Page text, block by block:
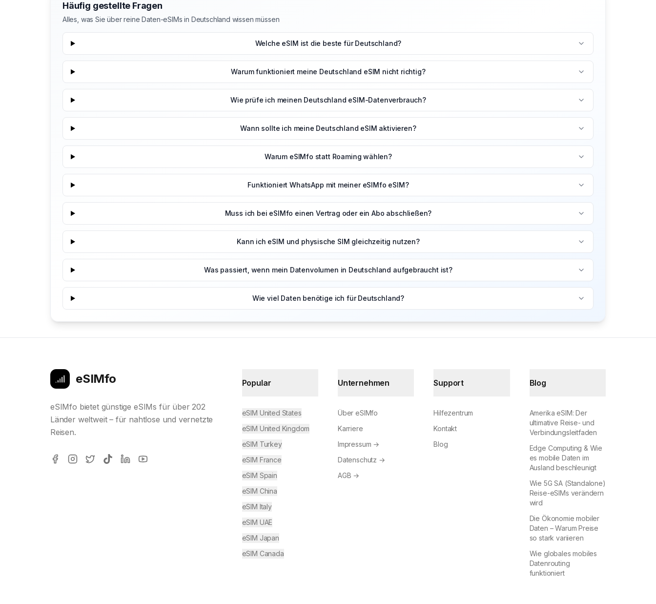
Häufig gestellte Fragen
Alles, was Sie über reine Daten-eSIMs in Deutschland wissen müssen
Welche eSIM ist die beste für Deutschland?
Warum funktioniert meine Deutschland eSIM nicht richtig?
Wie prüfe ich meinen Deutschland eSIM-Datenverbrauch?
Wann sollte ich meine Deutschland eSIM aktivieren?
Warum eSIMfo statt Roaming wählen?
Funktioniert WhatsApp mit meiner eSIMfo eSIM?
Muss ich bei eSIMfo einen Vertrag oder ein Abo abschließen?
Kann ich eSIM und physische SIM gleichzeitig nutzen?
Was passiert, wenn mein Datenvolumen in Deutschland aufgebraucht ist?
Wie viel Daten benötige ich für Deutschland?
eSIMfo
eSIMfo bietet günstige eSIMs für über 202
Länder weltweit – für nahtlose und vernetzte
Reisen.
Popular
eSIM United States
eSIM United Kingdom
eSIM Turkey
eSIM France
eSIM Spain
eSIM China
eSIM Italy
eSIM UAE
eSIM Japan
eSIM Canada
Unternehmen
Über eSIMfo
Karriere
Impressum →
Datenschutz →
AGB →
Support
Hilfezentrum
Kontakt
Blog
Blog
Amerika eSIM: Der
ultimative Reise- und
Verbindungsleitfaden
Edge Computing & Wie
es mobile Daten im
Ausland beschleunigt
Wie 5G SA (Standalone)
Reise-eSIMs verändern
wird
Die Ökonomie mobiler
Daten – Warum Preise
so stark variieren
Wie globales mobiles
Datenrouting
funktioniert